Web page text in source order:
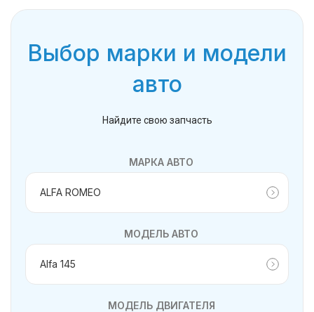
Выбор марки и модели
авто
Найдите свою запчасть
МАРКА АВТО
МОДЕЛЬ АВТО
МОДЕЛЬ ДВИГАТЕЛЯ